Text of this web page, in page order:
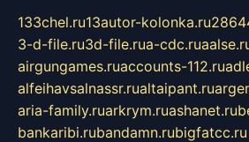
133chel.ru13autor-kolonka.ru
3-d-file.ru3d-file.rua-cdc.ru
airgungames.ruaccounts-112.ru
alfeihavsalnassr.rualtaipant.ru
aria-family.ruarkrym.ruashanet.ru
bankaribi.rubandamn.rubigfatcc.ru